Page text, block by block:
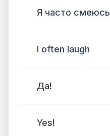
Я часто смеюсь
I often laugh
Да!
Yes!